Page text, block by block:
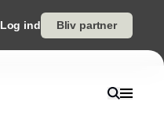
Log ind Bliv partner